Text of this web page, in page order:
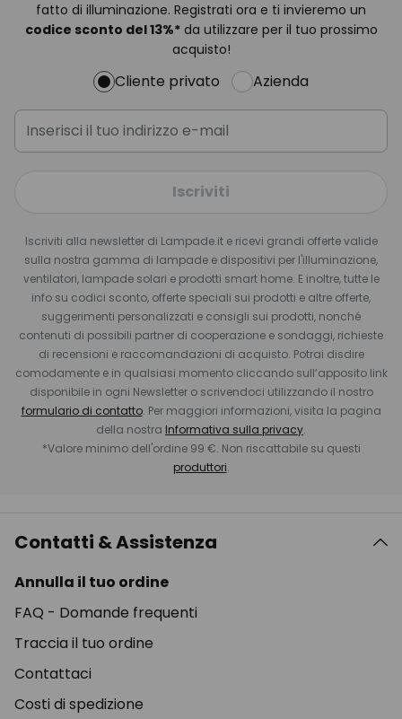
fatto di illuminazione. Registrati ora e ti invieremo un
codice sconto del13%*da utilizzare per il tuo prossimo
acquisto!
Cliente privato Azienda
Iscriviti
Iscriviti alla newsletter di Lampade.it e ricevi grandi offerte valide
sulla nostra gamma di lampade e dispositivi per l'illuminazione,
ventilatori, lampade solari e prodotti smart home. E inoltre, tutte le
info su codici sconto, offerte speciali sui prodotti e altre offerte,
suggerimenti personalizzati e consigli sui prodotti, nonché
contenuti di possibili partner di cooperazione e sondaggi, richieste
di recensioni e raccomandazioni di acquisto. Potrai disdire
comodamente e in qualsiasi momento cliccando sull’apposito link
disponibile in ogni Newsletter o scrivendoci utilizzando il nostro
formulario di contatto. Per maggiori informazioni, visita la pagina
della nostra Informativa sulla privacy.
*Valore minimo dell'ordine 99 €. Non riscattabile su questi
produttori.
Contatti & Assistenza
Annulla il tuo ordine
FAQ - Domande frequenti
Traccia il tuo ordine
Contattaci
Costi di spedizione